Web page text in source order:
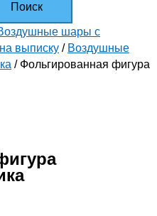
шары с
выписку / Воздушные
/ Фольгированная фигура